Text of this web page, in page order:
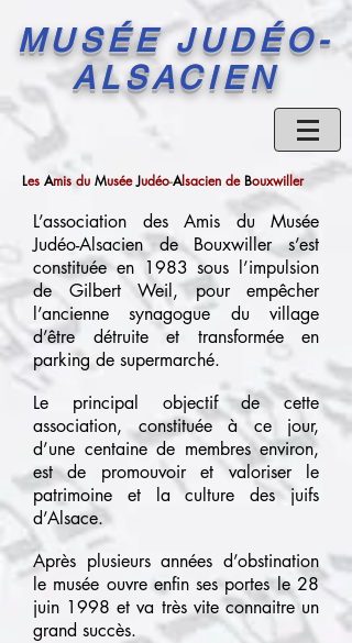
MUSÉE JUDÉO-
ALSACIEN
Les Amis du Musée Judéo-Alsacien de Bouxwiller
L’association des Amis du Musée
Judéo-Alsacien de Bouxwiller s’est
constituée en 1983 sous l’impulsion
de Gilbert Weil, pour empêcher
l’ancienne synagogue du village
d’être détruite et transformée en
parking de supermarché.
Le principal objectif de cette
association, constituée à ce jour,
d’une centaine de membres environ,
est de promouvoir et valoriser le
patrimoine et la culture des juifs
d’Alsace.
Après plusieurs années d’obstination
le musée ouvre enfin ses portes le 28
juin 1998 et va très vite connaitre un
grand succès.